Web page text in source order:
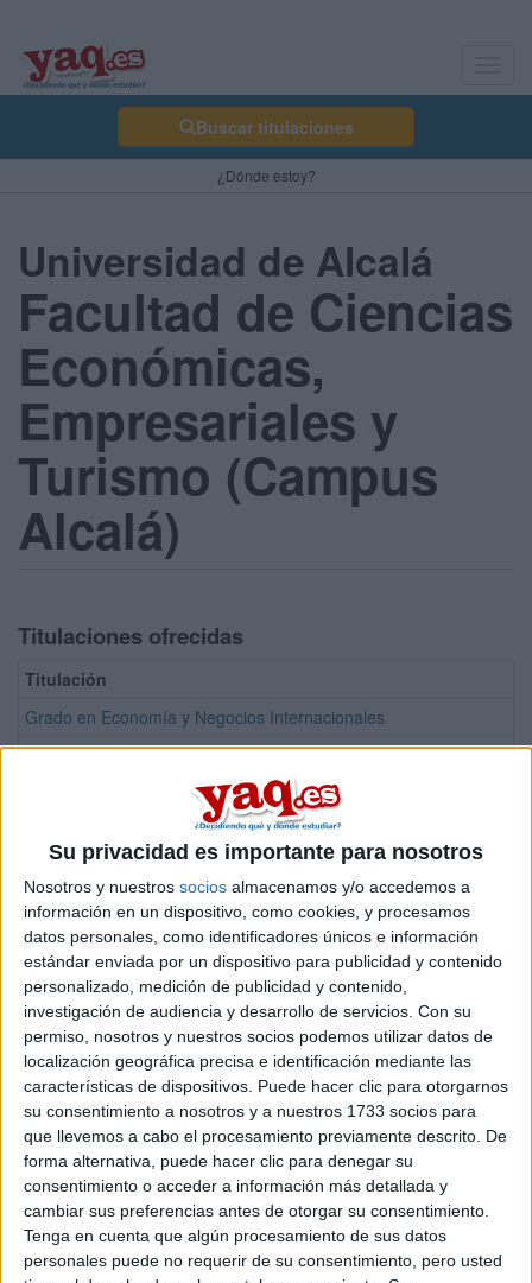
Su privacidad es importante para nosotros
Nosotros y nuestros socios almacenamos y/o accedemos a
información en un dispositivo, como cookies, y procesamos
datos personales, como identificadores únicos e información
estándar enviada por un dispositivo para publicidad y contenido
personalizado, medición de publicidad y contenido,
investigación de audiencia y desarrollo de servicios. Con su
permiso, nosotros y nuestros socios podemos utilizar datos de
localización geográfica precisa e identificación mediante las
características de dispositivos. Puede hacer clic para otorgarnos
su consentimiento a nosotros y a nuestros 1733 socios para
que llevemos a cabo el procesamiento previamente descrito. De
forma alternativa, puede hacer clic para denegar su
consentimiento o acceder a información más detallada y
cambiar sus preferencias antes de otorgar su consentimiento.
Tenga en cuenta que algún procesamiento de sus datos
personales puede no requerir de su consentimiento, pero usted
Buscar titulaciones
¿Dónde estoy?
Universidad de Alcalá
Facultad de Ciencias
Económicas,
Empresariales y
Turismo (Campus
Alcalá)
Titulaciones ofrecidas
Titulación
Grado en Economía y Negocios Internacionales
Doble Grado en Derecho + Administración y Dirección de
Grado en Administración y Dirección de Empresas
Grado en Economía y Negocios Internacionales
Grado en Finanzas
¡Síguenos en Facebook!